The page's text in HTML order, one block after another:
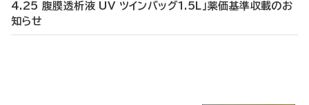
4.25 腹膜透析液 UV ツインバッグ1.5L」薬価基準収載のお
知らせ